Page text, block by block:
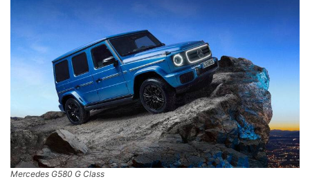
Mercedes G580 G Class